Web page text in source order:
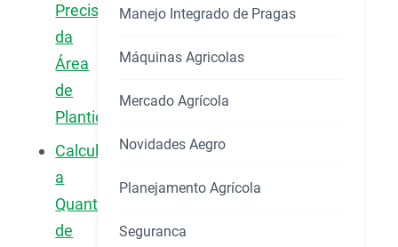
Preciso
da
Área
de
Plantio
Calculando
a
Quantidade
de
Manejo Integrado de Pragas
Máquinas Agricolas
Mercado Agrícola
Novidades Aegro
Planejamento Agrícola
Seguranca